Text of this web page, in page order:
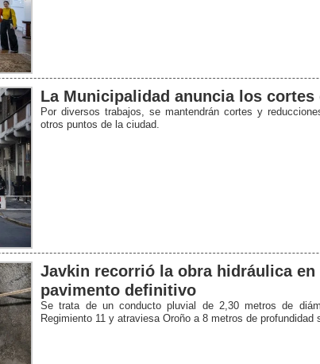
La Municipalidad anuncia los
Por diversos trabajos, se mantendrán cortes y
otros puntos de la ciudad.
Javkin recorrió la obra hidráulica en
pavimento definitivo
Se trata de un conducto pluvial de 2,30 metros de
Regimiento 11 y atraviesa Oroño a 8 metros de